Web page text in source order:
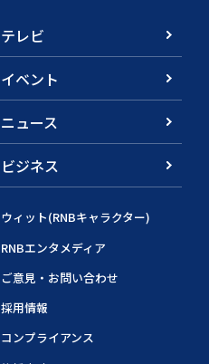
テレビ
イベント
ニュース
ビジネス
ウィット(RNBキャラクター)
RNBエンタメディア
ご意見・お問い合わせ
採用情報
コンプライアンス